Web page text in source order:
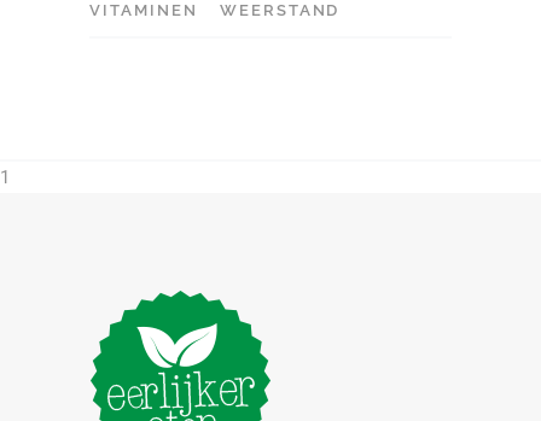
VITAMINEN WEERSTAND
1